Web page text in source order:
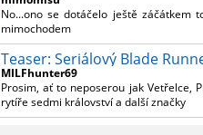
na bibli cyberpunku, se kterou to
Teď už nezbývá nic jiného než se
doufat, že to bude stát za to
.
sázku na seriál a nikoliv film, snad
násobně větší stopáže náležitě využijí.
koukat.
No...ono se dotáčelo ještě záčátkem
mimochodem
Teaser: Seriálový Blade
MILFhunter69
Prosim, ať to neposerou jak Vetřelce,
rytíře sedmi království a další značky